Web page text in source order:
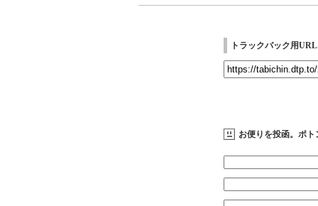
トラックバック用URL
お便りを投函。ポト